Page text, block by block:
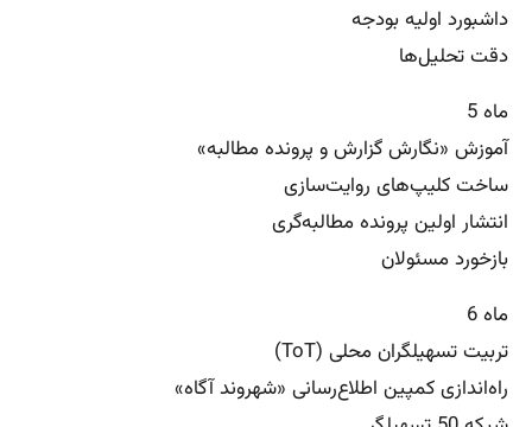
داشبورد اولیه بودجه
دقت تحلیل‌ها
ماه 5
آموزش «نگارش گزارش و پرونده مطالبه»
ساخت کلیپ‌های روایت‌سازی
انتشار اولین پرونده مطالبه‌گری
بازخورد مسئولان
ماه 6
تربیت تسهیلگران محلی (ToT)
راه‌اندازی کمپین اطلاع‌رسانی «شهروند آگاه»